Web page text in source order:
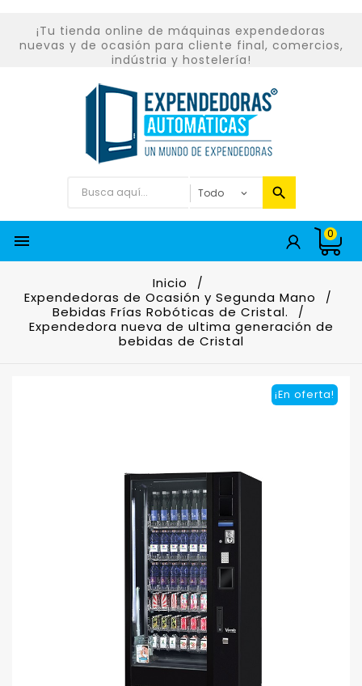
¡Tu tienda online de máquinas expendedoras
nuevas y de ocasión para cliente final, comercios,
indústria y hostelería!
 0
Inicio
Expendedoras de Ocasión y Segunda Mano
Bebidas Frías Robóticas de Cristal.
Expendedora nueva de ultima generación de
bebidas de Cristal
¡En oferta!